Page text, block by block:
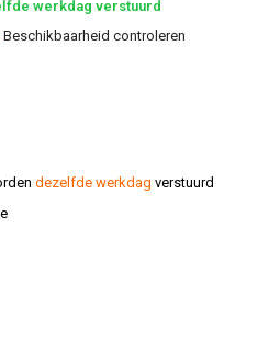
werkdag verstuurd
Beschikbaarheid controleren
dezelfde werkdag verstuurd